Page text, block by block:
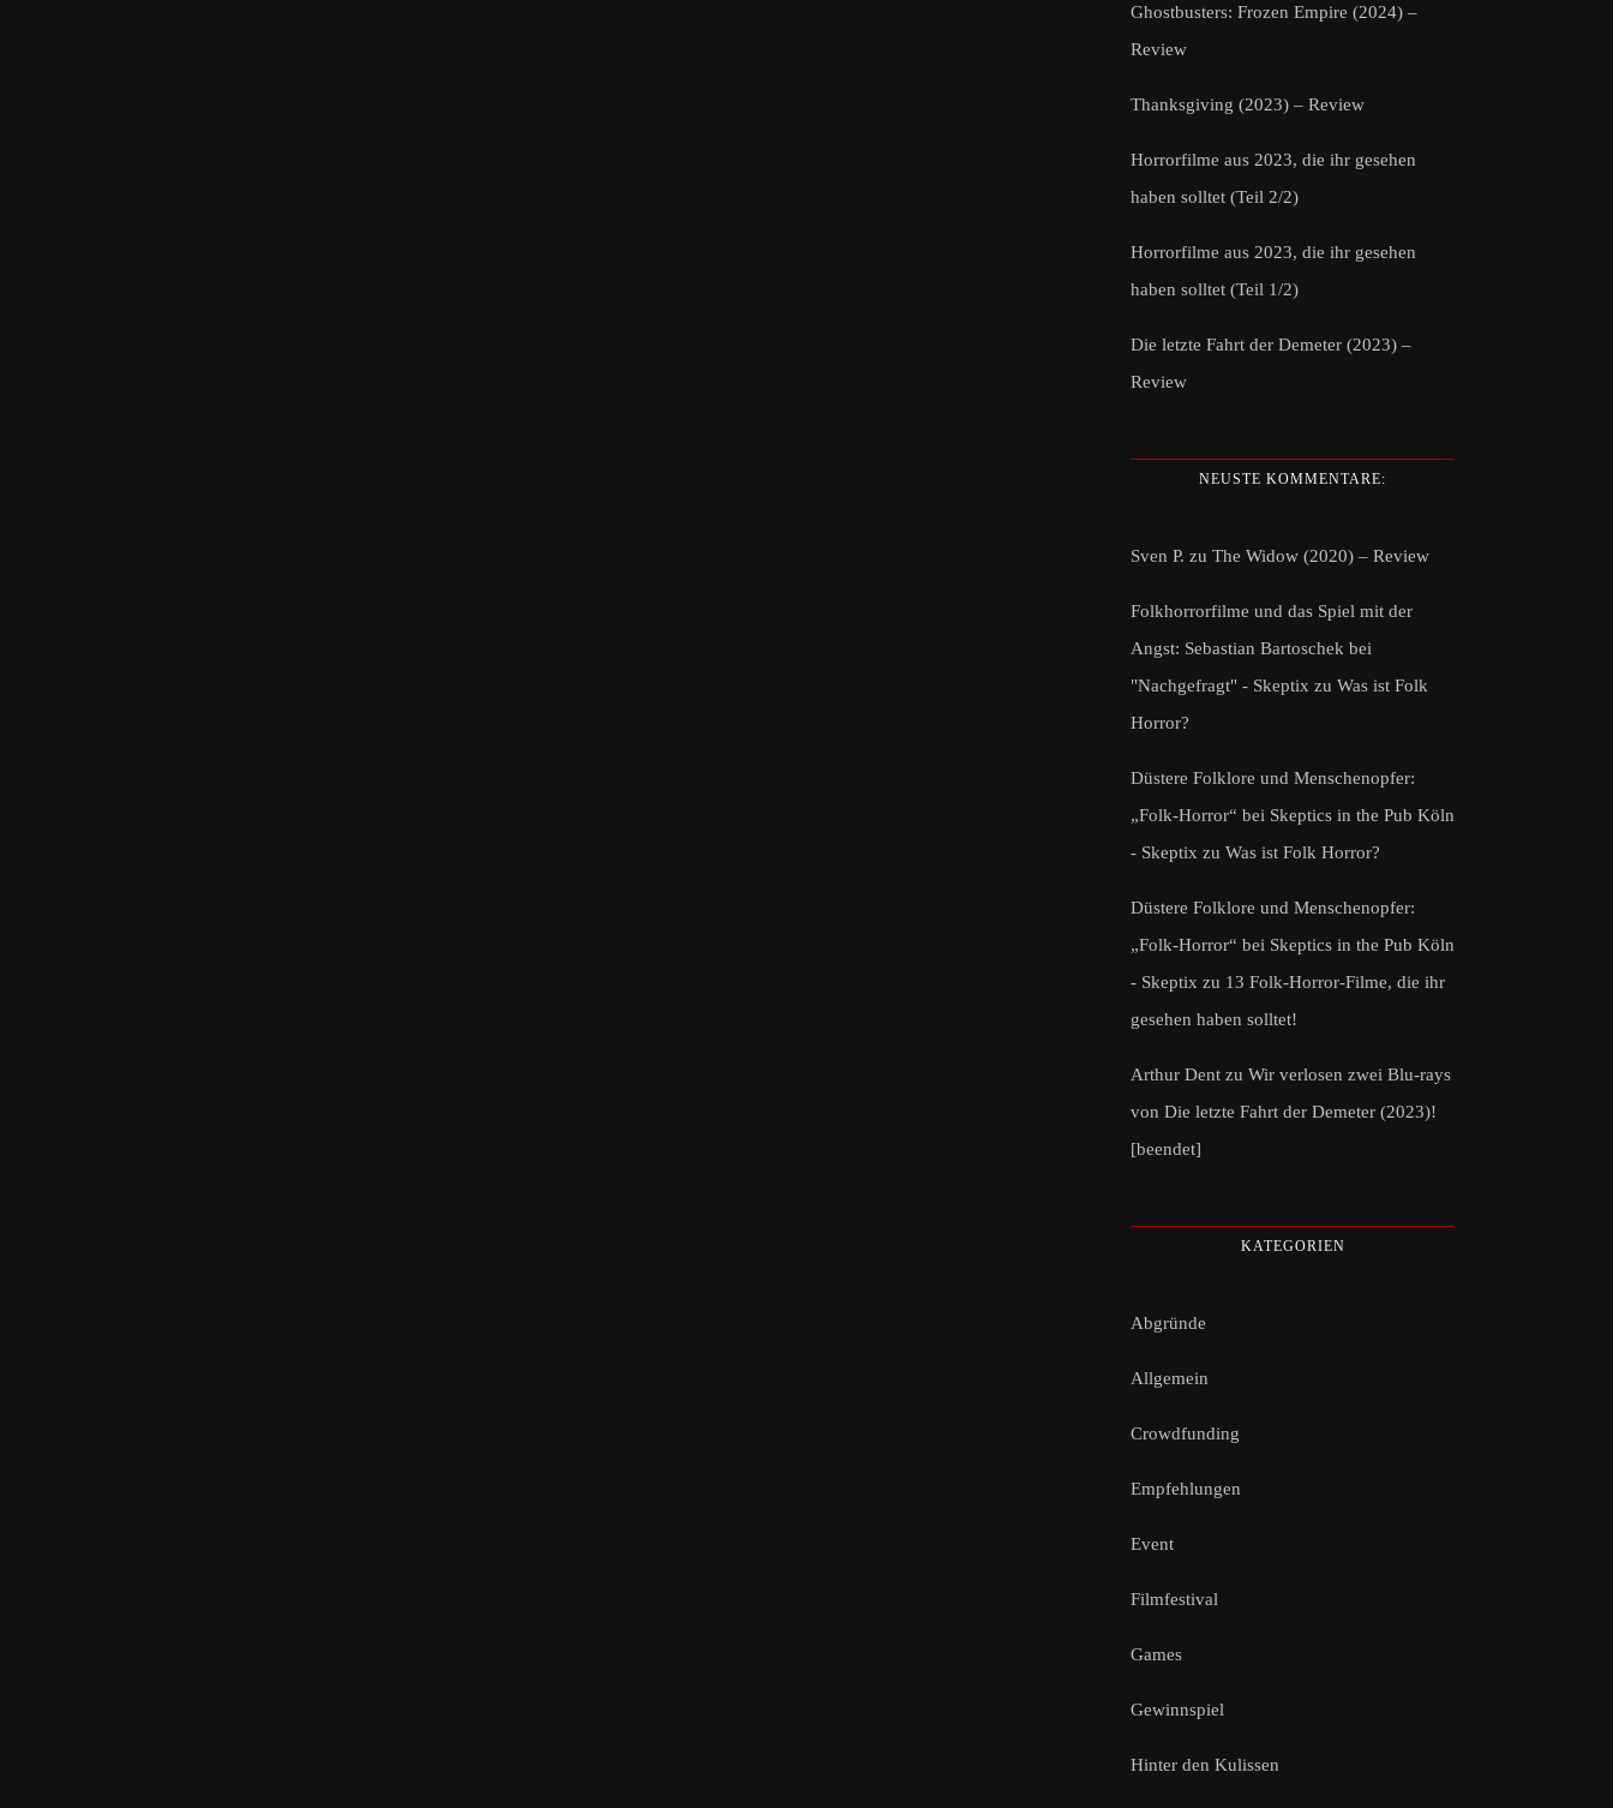
Ghostbusters: Frozen Empire (2024) –
Review
Thanksgiving (2023) – Review
Horrorfilme aus 2023, die ihr gesehen
haben solltet (Teil 2/2)
Horrorfilme aus 2023, die ihr gesehen
haben solltet (Teil 1/2)
Die letzte Fahrt der Demeter (2023) –
Review
NEUSTE KOMMENTARE:
Sven P. zu The Widow (2020) – Review
Folkhorrorfilme und das Spiel mit der
Angst: Sebastian Bartoschek bei
"Nachgefragt" - Skeptix zu Was ist Folk
Horror?
Düstere Folklore und Menschenopfer:
„Folk-Horror“ bei Skeptics in the Pub Köln
- Skeptix zu Was ist Folk Horror?
Düstere Folklore und Menschenopfer:
„Folk-Horror“ bei Skeptics in the Pub Köln
- Skeptix zu 13 Folk-Horror-Filme, die ihr
gesehen haben solltet!
Arthur Dent zu Wir verlosen zwei Blu-rays
von Die letzte Fahrt der Demeter (2023)!
[beendet]
KATEGORIEN
Abgründe
Allgemein
Crowdfunding
Empfehlungen
Event
Filmfestival
Games
Gewinnspiel
Hinter den Kulissen